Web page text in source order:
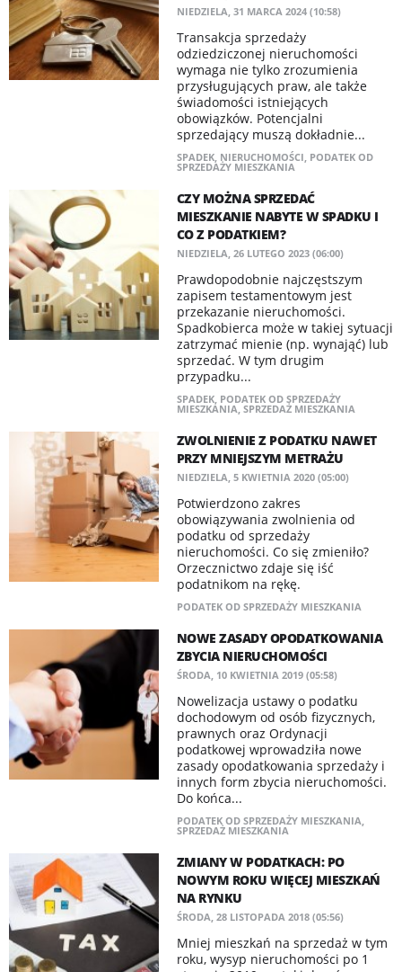
NIEDZIELA, 31 MARCA 2024 (10:58)
Transakcja sprzedaży
odziedziczonej nieruchomości
wymaga nie tylko zrozumienia
przysługujących praw, ale także
świadomości istniejących
obowiązków. Potencjalni
sprzedający muszą dokładnie...
SPADEK, NIERUCHOMOŚCI, PODATEK OD
SPRZEDAŻY MIESZKANIA
CZY MOŻNA SPRZEDAĆ
MIESZKANIE NABYTE W SPADKU I
CO Z PODATKIEM?
NIEDZIELA, 26 LUTEGO 2023 (06:00)
Prawdopodobnie najczęstszym
zapisem testamentowym jest
przekazanie nieruchomości.
Spadkobierca może w takiej sytuacji
zatrzymać mienie (np. wynająć) lub
sprzedać. W tym drugim
przypadku...
SPADEK, PODATEK OD SPRZEDAŻY
MIESZKANIA, SPRZEDAŻ MIESZKANIA
ZWOLNIENIE Z PODATKU NAWET
PRZY MNIEJSZYM METRAŻU
NIEDZIELA, 5 KWIETNIA 2020 (05:00)
Potwierdzono zakres
obowiązywania zwolnienia od
podatku od sprzedaży
nieruchomości. Co się zmieniło?
Orzecznictwo zdaje się iść
podatnikom na rękę.
PODATEK OD SPRZEDAŻY MIESZKANIA
NOWE ZASADY OPODATKOWANIA
ZBYCIA NIERUCHOMOŚCI
ŚRODA, 10 KWIETNIA 2019 (05:58)
Nowelizacja ustawy o podatku
dochodowym od osób fizycznych,
prawnych oraz Ordynacji
podatkowej wprowadziła nowe
zasady opodatkowania sprzedaży i
innych form zbycia nieruchomości.
Do końca...
PODATEK OD SPRZEDAŻY MIESZKANIA,
SPRZEDAŻ MIESZKANIA
ZMIANY W PODATKACH: PO
NOWYM ROKU WIĘCEJ MIESZKAŃ
NA RYNKU
ŚRODA, 28 LISTOPADA 2018 (05:56)
Mniej mieszkań na sprzedaż w tym
roku, wysyp nieruchomości po 1